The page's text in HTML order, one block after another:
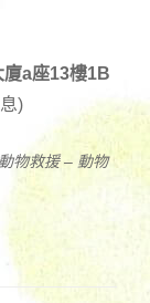
a座13樓1B
)
物救援 – 動物